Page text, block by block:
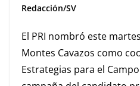
Redacción/SV
El PRI nombró este
Montes Cavazos como
Estrategias para el C